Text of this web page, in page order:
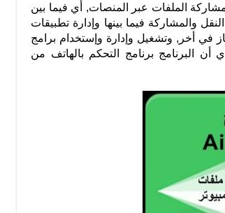
الملفات عبر المنصات, أي فيما بين
والمشاركة فيما بينها وإدارة تطبيقات
في أخر, وتشغيل وإدارة وإستخدام برامج
البرنامج برنامج التحكم بالهاتف من